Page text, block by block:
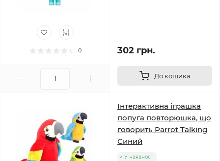
0 302 грн.
До кошика
Інтерактивна іграшка
попуга повторюшка, що
говорить Parrot Talking
Синий
У наявності